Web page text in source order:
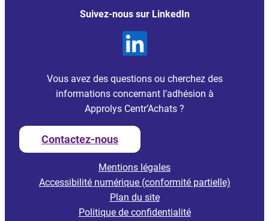
Suivez-nous sur LinkedIn
Vous avez des questions ou cherchez des
informations concernant l’adhésion à
Approlys Centr’Achats ?
Contactez-nous
Mentions légales
Accessibilité numérique (conformité partielle)
Plan du site
Politique de confidentialité